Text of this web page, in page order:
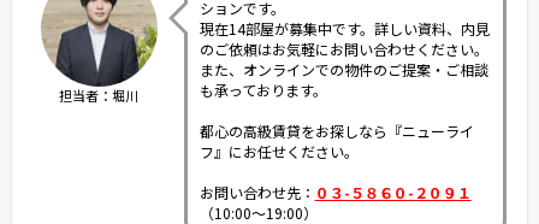
担当者：堀川
ションです。
現在14部屋が募集中です。詳しい資料、内見
のご依頼はお気軽にお問い合わせください。
また、オンラインでの物件のご提案・ご相談
も承っております。
都心の高級賃貸をお探しなら『ニューライ
フ』にお任せください。
お問い合わせ先： ０３-５８６０-２０９１
（10:00～19:00）